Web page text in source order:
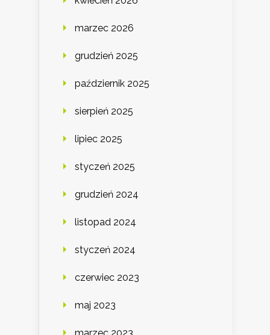
marzec 2026
grudzień 2025
październik 2025
sierpień 2025
lipiec 2025
styczeń 2025
grudzień 2024
listopad 2024
styczeń 2024
czerwiec 2023
maj 2023